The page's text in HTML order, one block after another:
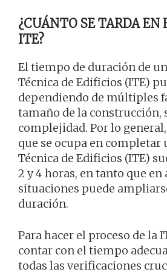
¿CUÁNTO SE TARDA EN
ITE?
El tiempo de duración de
Técnica de Edificios (ITE)
dependiendo de múltiples
tamaño de la construcción,
complejidad. Por lo
que se ocupa en completar
Técnica de Edificios (ITE)
2 y 4 horas, en tanto que en
situaciones puede
duración.
Para hacer el proceso de la
contar con el tiempo
todas las verificaciones